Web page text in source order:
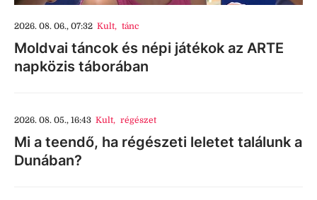
2026. 08. 06., 07:32 Kult, tánc
Moldvai táncok és népi játékok az ARTE
napközis táborában
2026. 08. 05., 16:43 Kult, régészet
Mi a teendő, ha régészeti leletet találunk a
Dunában?